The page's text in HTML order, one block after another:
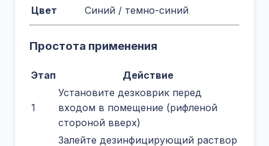
Цвет
Синий / темно-синий
Простота применения
Этап Действие
1
Установите дезковрик перед
входом в помещение (рифленой
стороной вверх)
Залейте дезинфицирующий раствор